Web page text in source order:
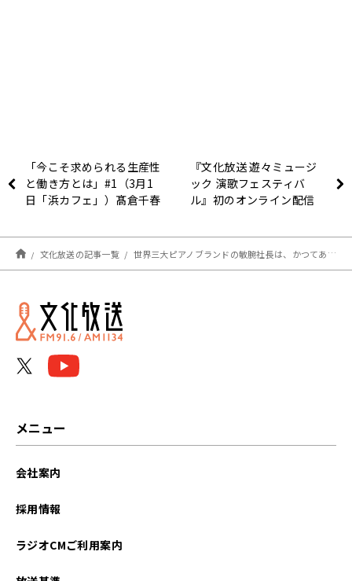
「今こそ求められる生産性
と働き方とは」#1（3月1
日「浜カフェ」）髙倉千春
浩司（チームスピリット代
表取締役社長）
『文化放送 遊々ミュージ
ック 演歌フェスティバ
ル』初のオンライン配信
催！
文化放送の記事一覧 世界三大ピアノブランドの敏腕社長は、かつてあの名物番組の調律もしていた！！
メニュー
会社案内
採用情報
ラジオCMご利用案内